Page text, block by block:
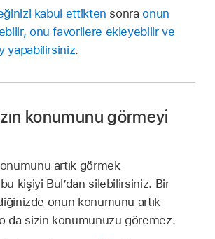
kabul ettikten sonraonun
onu favorilere ekleyebilir ve
yapabilirsiniz.
konumunu görmeyi
artık görmek
kişiyi Bul’dan silebilirsiniz. Bir
onun konumunu artık
da sizin konumunuzu göremez.